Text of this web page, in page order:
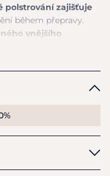
polstrování zajišťuje
během přepravy.
vnějšího